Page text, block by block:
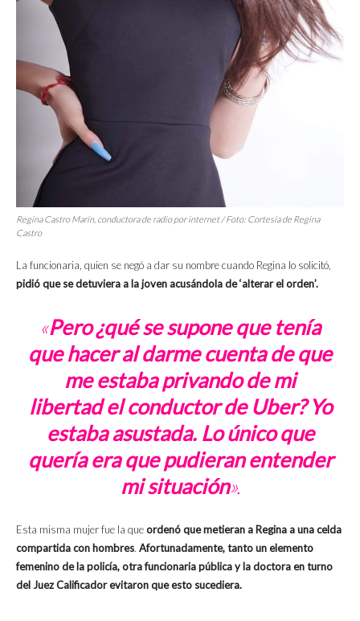
Regina Castro Marín, conductora de radio por internet / Foto: Cortesía de Regina
Castro
La funcionaria, quien se negó a dar su nombre cuando Regina lo solicitó,
pidió que se detuviera a la joven acusándola de ‘alterar el orden’.
«Pero ¿qué se supone que tenía
que hacer al darme cuenta de que
me estaba privando de mi
libertad el conductor de Uber? Yo
estaba asustada. Lo único que
quería era que pudieran entender
mi situación».
Esta misma mujer fue la queordenó que metieran a Regina a una celda
compartida con hombres. Afortunadamente, tanto un elemento
femenino de la policía, otra funcionaria pública y la doctora en turno
del Juez Calificador evitaron que esto sucediera.